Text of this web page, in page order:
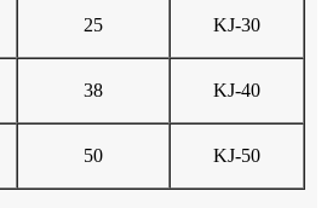
25 KJ-30
38 KJ-40
50 KJ-50